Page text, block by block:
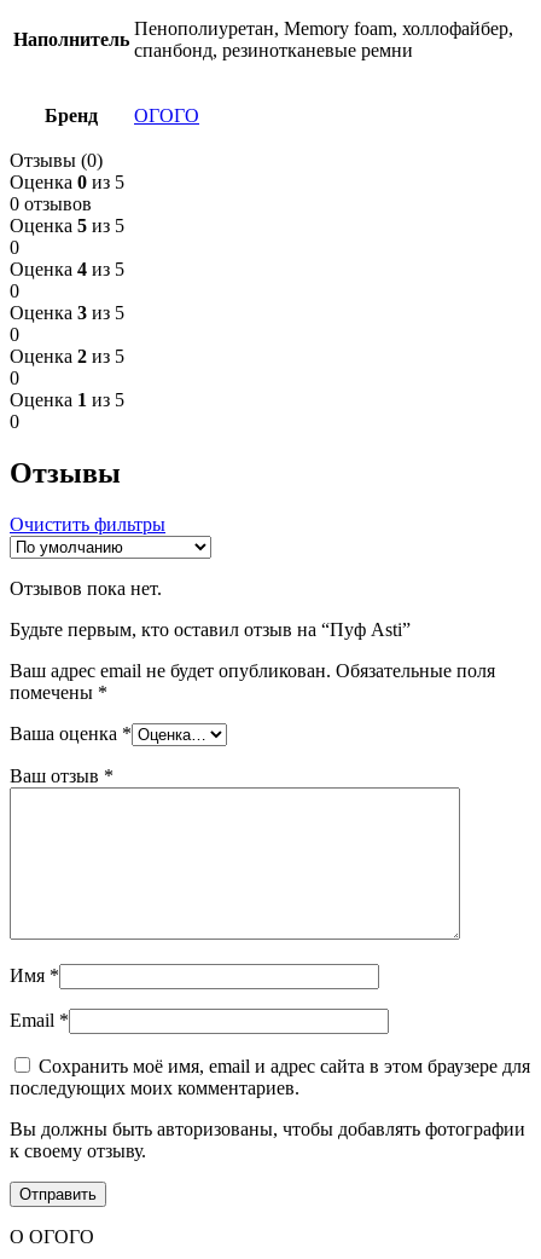
Наполнитель
Пенополиуретан, Memory foam, холлофайбер,
спанбонд, резинотканевые ремни
Бренд ОГОГО
Отзывы (0)
Оценка 0 из 5
0 отзывов
Оценка 5 из 5
0
Оценка 4 из 5
0
Оценка 3 из 5
0
Оценка 2 из 5
0
Оценка 1 из 5
0
Отзывы
Очистить фильтры
Отзывов пока нет.
Будьте первым, кто оставил отзыв на “Пуф Asti”
Ваш адрес email не будет опубликован. Обязательные поля
помечены *
Ваша оценка *
Ваш отзыв *
Имя *
Email *
Сохранить моё имя, email и адрес сайта в этом браузере для
последующих моих комментариев.
Вы должны быть авторизованы, чтобы добавлять фотографии
к своему отзыву.
О ОГОГО